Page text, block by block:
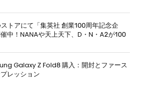
トアにて「集英社 創業100周年記念企
中！NANAや天上天下、D・N・A2が100
Galaxy Z Fold8 購入：開封とファース
レッション